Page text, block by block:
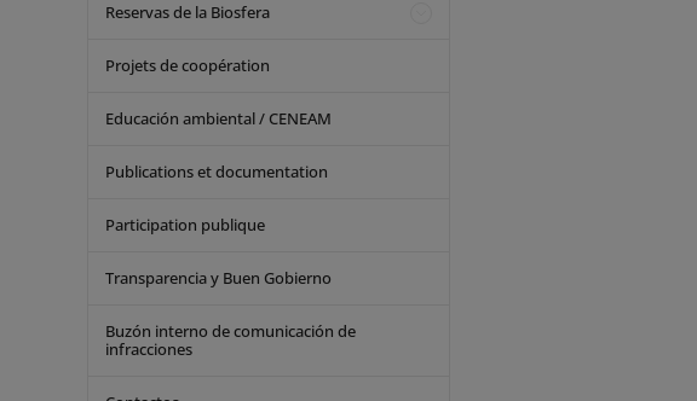
Reservas de la Biosfera
Projets de coopération
Educación ambiental / CENEAM
Publications et documentation
Participation publique
Transparencia y Buen Gobierno
Buzón interno de comunicación de
infracciones